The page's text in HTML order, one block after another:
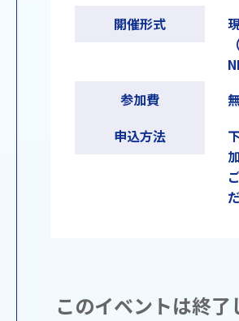
開催形式
参加費
申込方法
このイベントは終了